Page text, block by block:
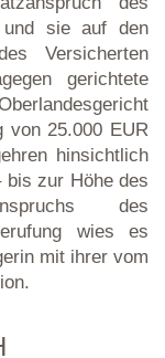
und sie auf den
Versicherten
gerichtete
von 25.000 EUR
hinsichtlich
bis zur Höhe des
des
wies es
mit ihrer vom